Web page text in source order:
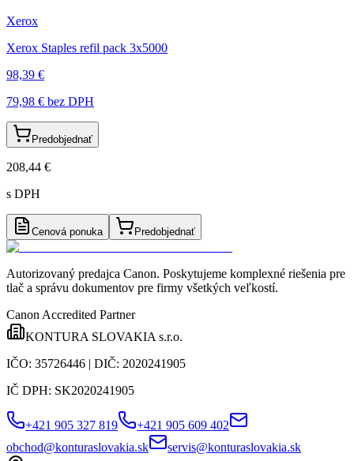
Xerox
Xerox Staples refil pack 3x5000
98,39 €
79,98 € bez DPH
Predobjednať
208,44 €
s DPH
Cenová ponuka Predobjednať
Autorizovaný predajca Canon. Poskytujeme komplexné riešenia pre
tlač a správu dokumentov pre firmy všetkých veľkostí.
Canon Accredited Partner
KONTURA SLOVAKIA s.r.o.
IČO: 35726446 | DIČ: 2020241905
IČ DPH: SK2020241905
+421 905 327 819
+421 905 609 402
obchod@konturaslovakia.sk
servis@konturaslovakia.sk